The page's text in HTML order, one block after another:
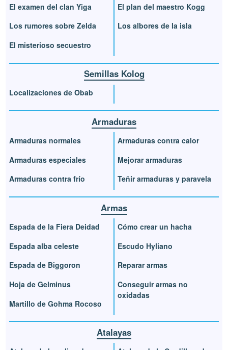
El examen del clan Yiga
Los rumores sobre Zelda
El misterioso secuestro
El plan del maestro Kogg
Los albores de la isla
Semillas Kolog
Localizaciones de Obab
Armaduras
Armaduras normales
Armaduras especiales
Armaduras contra frío
Armaduras contra calor
Mejorar armaduras
Teñir armaduras y paravela
Armas
Espada de la Fiera Deidad
Espada alba celeste
Espada de Biggoron
Hoja de Gelminus
Martillo de Gohma Rocoso
Cómo crear un hacha
Escudo Hyliano
Reparar armas
Conseguir armas no
oxidadas
Atalayas